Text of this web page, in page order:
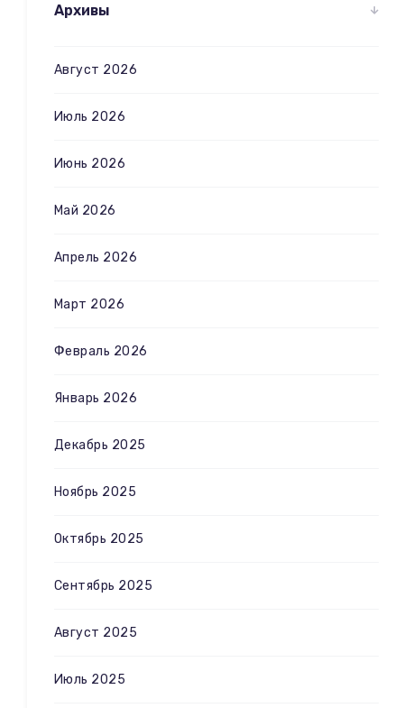
Архивы
Август 2026
Июль 2026
Июнь 2026
Май 2026
Апрель 2026
Март 2026
Февраль 2026
Январь 2026
Декабрь 2025
Ноябрь 2025
Октябрь 2025
Сентябрь 2025
Август 2025
Июль 2025